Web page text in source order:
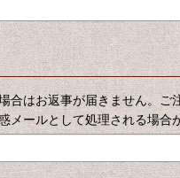
合はお返事が届きません。ご
メールとして処理される場合